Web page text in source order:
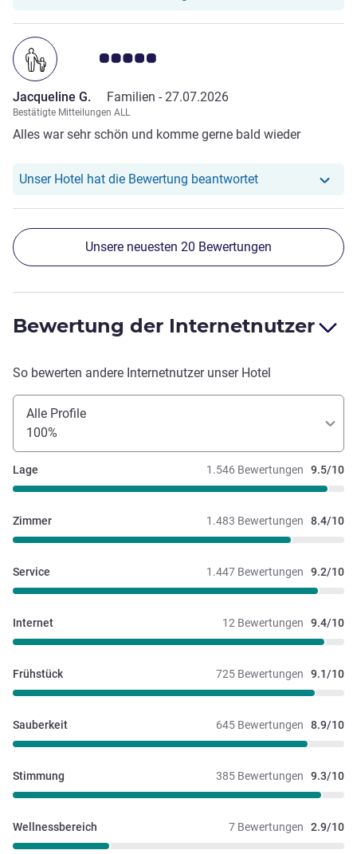
Note Kundenmeinungen 5.0/5
Jacqueline G. Familien - 27.07.2026
Bestätigte Mitteilungen ALL
Alles war sehr schön und komme gerne bald wieder
Unser Hotel hat die Bewertung beantwortetUnser Hotel hat
Unsere neuesten 20 Bewertungen
Bewertung der Internetnutzer
So bewerten andere Internetnutzer unser Hotel
Alle Profile
100%
1.546 Bewertungen 9.5/10
Lage
1.483 Bewertungen 8.4/10
Zimmer
1.447 Bewertungen 9.2/10
Service
12 Bewertungen 9.4/10
Internet
725 Bewertungen 9.1/10
Frühstück
645 Bewertungen 8.9/10
Sauberkeit
385 Bewertungen 9.3/10
Stimmung
7 Bewertungen 2.9/10
Wellnessbereich